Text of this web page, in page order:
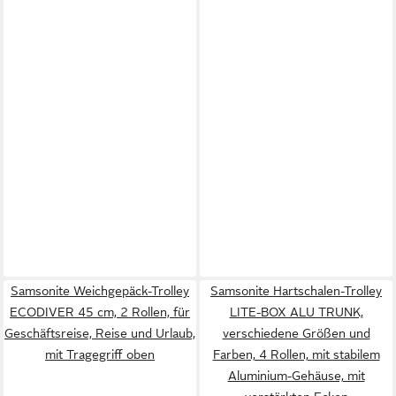
Samsonite Weichgepäck-Trolley
ECODIVER 45 cm, 2 Rollen, für
Geschäftsreise, Reise und Urlaub,
mit Tragegriff oben
Samsonite Hartschalen-Trolley
LITE-BOX ALU TRUNK,
verschiedene Größen und
Farben, 4 Rollen, mit stabilem
Aluminium-Gehäuse, mit